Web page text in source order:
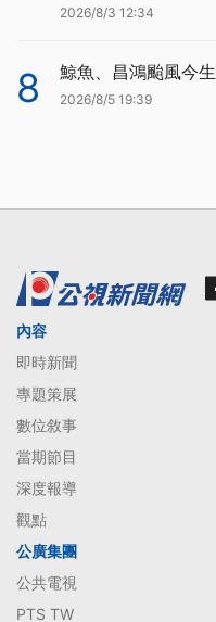
2026/8/3 12:34
8 鯨魚、昌鴻颱風今
2026/8/5 19:39
內容
即時新聞
專題策展
數位敘事
當期節目
深度報導
觀點
公廣集團
公共電視
PTS TW